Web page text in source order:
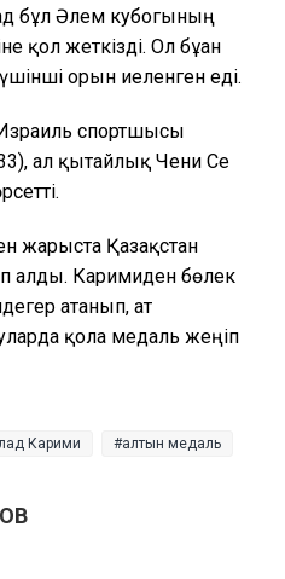
бұл Әлем кубогының
қол жеткізді. Ол бұған
орын иеленген еді.
спортшысы
ал қытайлық Чени Се
жарыста Қазақстан
алды. Каримиден бөлек
атанып, ат
қола медаль жеңіп
Карими алтын медаль